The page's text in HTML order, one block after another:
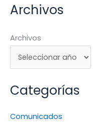
Archivos
Archivos
Categorías
Comunicados